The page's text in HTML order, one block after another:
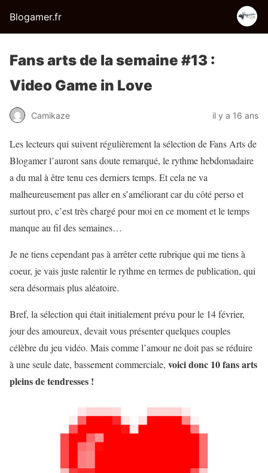
Blogamer.fr
Fans arts de la semaine #13 :
Video Game in Love
Camikaze il y a 16 ans
Les lecteurs qui suivent régulièrement la sélection de Fans Arts de
Blogamer l’auront sans doute remarqué, le rythme hebdomadaire
a du mal à être tenu ces derniers temps. Et cela ne va
malheureusement pas aller en s’améliorant car du côté perso et
surtout pro, c’est très chargé pour moi en ce moment et le temps
manque au fil des semaines…
Je ne tiens cependant pas à arrêter cette rubrique qui me tiens à
coeur, je vais juste ralentir le rythme en termes de publication, qui
sera désormais plus aléatoire.
Bref, la sélection qui était initialement prévu pour le 14 février,
jour des amoureux, devait vous présenter quelques couples
célèbre du jeu vidéo. Mais comme l’amour ne doit pas se réduire
à une seule date, bassement commerciale, voici donc 10 fans arts
pleins de tendresses !